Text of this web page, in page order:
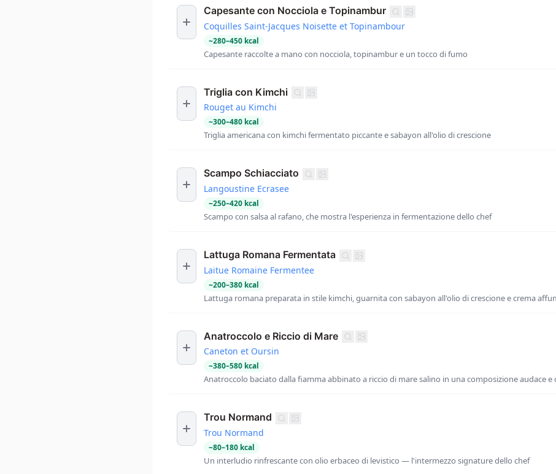
Capesante con Nocciola e Topinambur
Coquilles Saint-Jacques Noisette et Topinambour
~280–450 kcal
Capesante raccolte a mano con nocciola, topinambur e un tocco di fumo
Triglia con Kimchi
Rouget au Kimchi
~300–480 kcal
Triglia americana con kimchi fermentato piccante e sabayon all'olio di crescione
Scampo Schiacciato
Langoustine Ecrasee
~250–420 kcal
Scampo con salsa al rafano, che mostra l'esperienza in fermentazione dello chef
Lattuga Romana Fermentata
Laitue Romaine Fermentee
~200–380 kcal
Lattuga romana preparata in stile kimchi, guarnita con sabayon all'olio di crescione e crema
Anatroccolo e Riccio di Mare
Caneton et Oursin
~380–580 kcal
Anatroccolo baciato dalla fiamma abbinato a riccio di mare salino in una composizione audace e
Trou Normand
Trou Normand
~80–180 kcal
Un interludio rinfrescante con olio erbaceo di levistico — l'intermezzo signature dello chef